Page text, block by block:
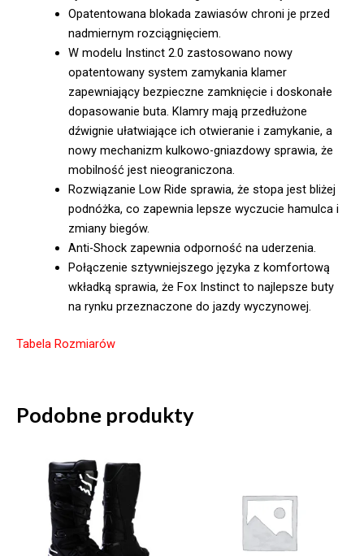
Opatentowana blokada zawiasów chroni je przed
nadmiernym rozciągnięciem.
W modelu Instinct 2.0 zastosowano nowy
opatentowany system zamykania klamer
zapewniający bezpieczne zamknięcie i doskonałe
dopasowanie buta. Klamry mają przedłużone
dźwignie ułatwiające ich otwieranie i zamykanie, a
nowy mechanizm kulkowo-gniazdowy sprawia, że
mobilność jest nieograniczona.
Rozwiązanie Low Ride sprawia, że stopa jest bliżej
podnóżka, co zapewnia lepsze wyczucie hamulca i
zmiany biegów.
Anti-Shock zapewnia odporność na uderzenia.
Połączenie sztywniejszego języka z komfortową
wkładką sprawia, że Fox Instinct to najlepsze buty
na rynku przeznaczone do jazdy wyczynowej.
Tabela Rozmiarów
Podobne produkty